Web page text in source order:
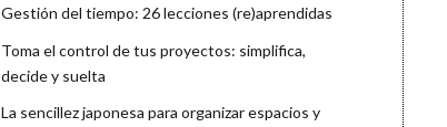
Gestión del tiempo: 26 lecciones (re)aprendidas
Toma el control de tus proyectos: simplifica,
decide y suelta
La sencillez japonesa para organizar espacios y